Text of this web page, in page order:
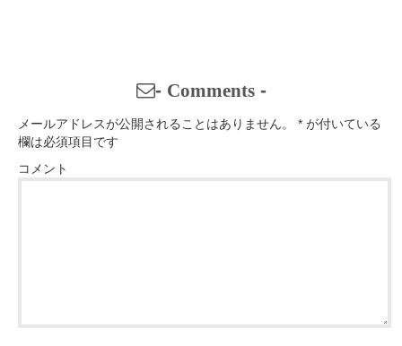
- Comments-
メールアドレスが公開されることはありません。 * が付いている
欄は必須項目です
コメント